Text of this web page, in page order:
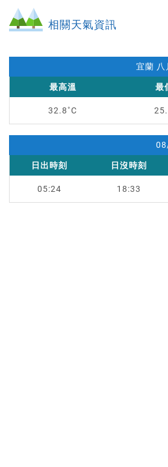
相關天氣資訊
宜蘭 八
最高溫 最
32.8
日出時刻 日沒時刻
05:24 18:33